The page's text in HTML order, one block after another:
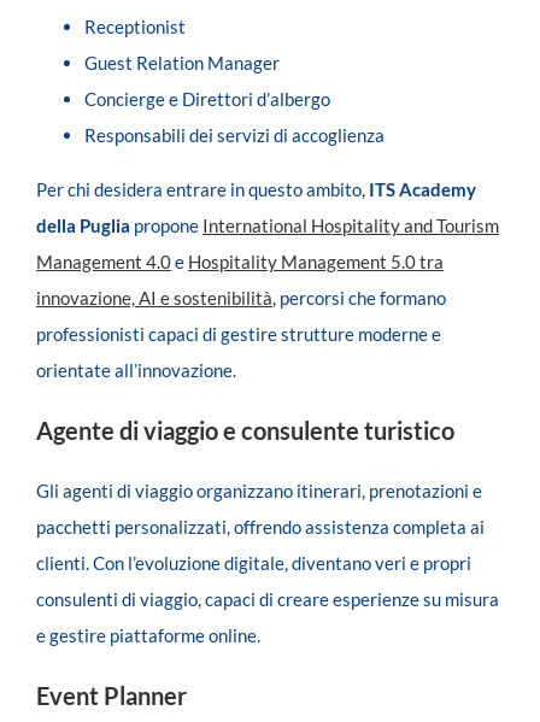
Receptionist
Guest Relation Manager
Concierge e Direttori d’albergo
Responsabili dei servizi di accoglienza
Per chi desidera entrare in questo ambito, ITS Academy
della Puglia propone International Hospitality and Tourism
Management 4.0e Hospitality Management 5.0 tra
innovazione, AI e sostenibilità, percorsi che formano
professionisti capaci di gestire strutture moderne e
orientate all’innovazione.
Agente di viaggio e consulente turistico
Gli agenti di viaggio organizzano itinerari, prenotazioni e
pacchetti personalizzati, offrendo assistenza completa ai
clienti. Con l’evoluzione digitale, diventano veri e propri
consulenti di viaggio, capaci di creare esperienze su misura
e gestire piattaforme online.
Event Planner